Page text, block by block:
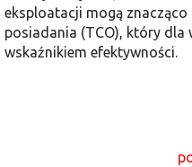
eksploatacji mogą
posiadania (TCO), który
wskaźnikiem efektywności.